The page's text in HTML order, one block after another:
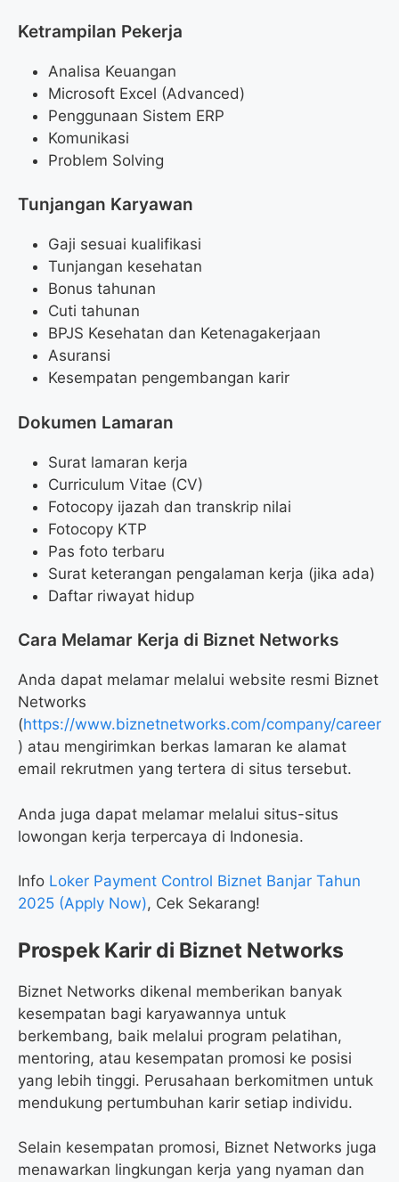
Ketrampilan Pekerja
Analisa Keuangan
Microsoft Excel (Advanced)
Penggunaan Sistem ERP
Komunikasi
Problem Solving
Tunjangan Karyawan
Gaji sesuai kualifikasi
Tunjangan kesehatan
Bonus tahunan
Cuti tahunan
BPJS Kesehatan dan Ketenagakerjaan
Asuransi
Kesempatan pengembangan karir
Dokumen Lamaran
Surat lamaran kerja
Curriculum Vitae (CV)
Fotocopy ijazah dan transkrip nilai
Fotocopy KTP
Pas foto terbaru
Surat keterangan pengalaman kerja (jika ada)
Daftar riwayat hidup
Cara Melamar Kerja di Biznet Networks
Anda dapat melamar melalui website resmi Biznet
Networks
(https://www.biznetnetworks.com/company/career
) atau mengirimkan berkas lamaran ke alamat
email rekrutmen yang tertera di situs tersebut.
Anda juga dapat melamar melalui situs-situs
lowongan kerja terpercaya di Indonesia.
Info Loker Payment Control Biznet Banjar Tahun
2025 (Apply Now), Cek Sekarang!
Prospek Karir di Biznet Networks
Biznet Networks dikenal memberikan banyak
kesempatan bagi karyawannya untuk
berkembang, baik melalui program pelatihan,
mentoring, atau kesempatan promosi ke posisi
yang lebih tinggi. Perusahaan berkomitmen untuk
mendukung pertumbuhan karir setiap individu.
Selain kesempatan promosi, Biznet Networks juga
menawarkan lingkungan kerja yang nyaman dan